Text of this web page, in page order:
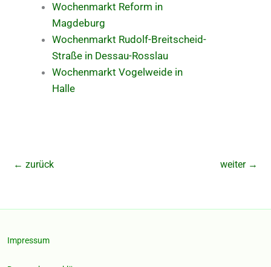
Wochenmarkt Reform in
Magdeburg
Wochenmarkt Rudolf-Breitscheid-
Straße in Dessau-Rosslau
Wochenmarkt Vogelweide in
Halle
← zurück weiter →
Impressum